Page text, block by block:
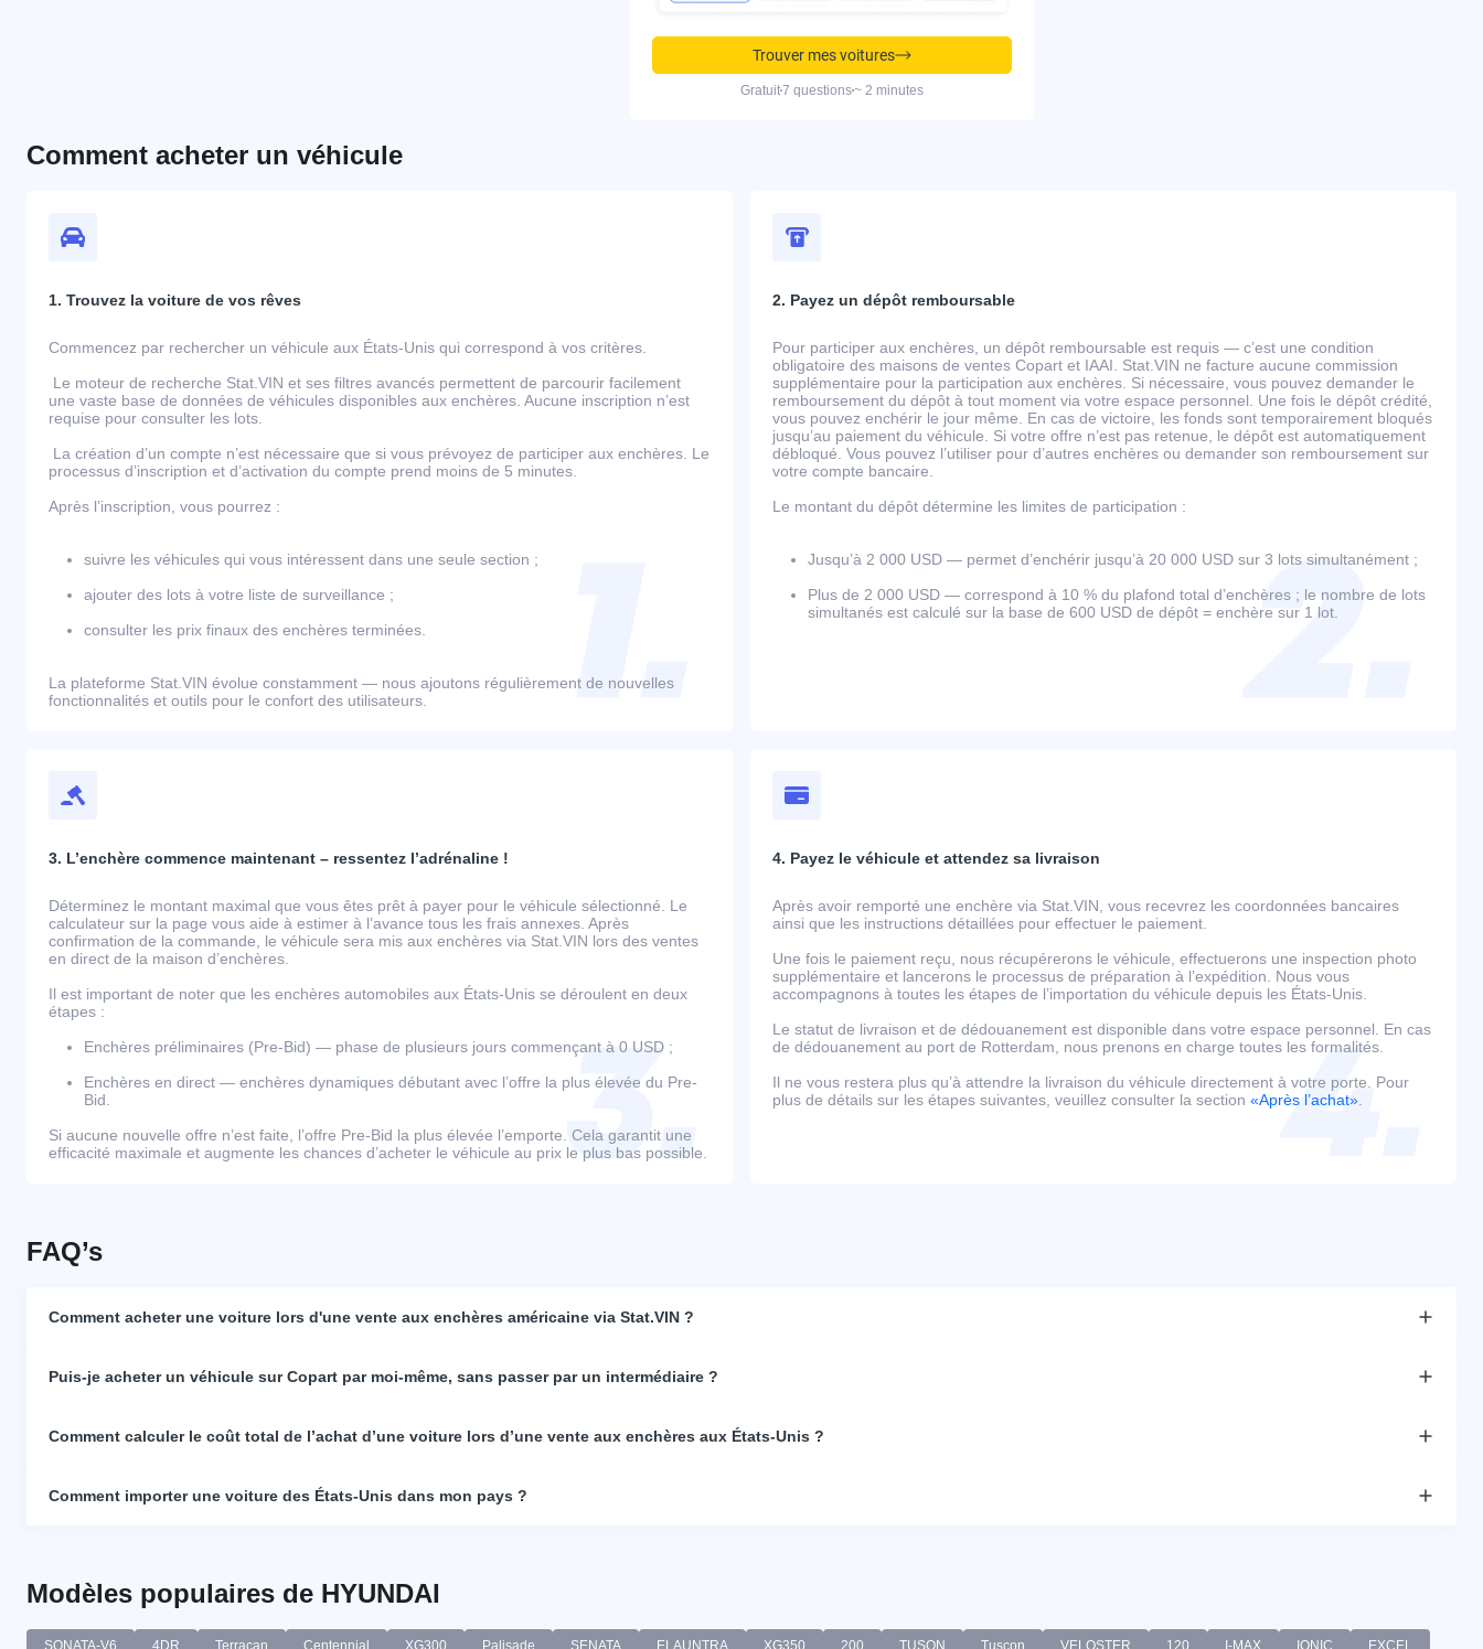
Trouver mes voitures
Gratuit7 questions~ 2 minutes
Comment acheter un véhicule
1. Trouvez la voiture de vos rêves
Commencez par rechercher un véhicule aux États-Unis qui correspond à vos critères.
Le moteur de recherche Stat.VIN et ses filtres avancés permettent de parcourir facilement
une vaste base de données de véhicules disponibles aux enchères. Aucune inscription n’est
requise pour consulter les lots.
La création d’un compte n’est nécessaire que si vous prévoyez de participer aux enchères. Le
processus d’inscription et d’activation du compte prend moins de 5 minutes.
Après l’inscription, vous pourrez :
suivre les véhicules qui vous intéressent dans une seule section ;
ajouter des lots à votre liste de surveillance ;
consulter les prix finaux des enchères terminées.
La plateforme Stat.VIN évolue constamment — nous ajoutons régulièrement de nouvelles
fonctionnalités et outils pour le confort des utilisateurs.
2. Payez un dépôt remboursable
Pour participer aux enchères, un dépôt remboursable est requis — c’est une condition
obligatoire des maisons de ventes Copart et IAAI. Stat.VIN ne facture aucune commission
supplémentaire pour la participation aux enchères. Si nécessaire, vous pouvez demander le
remboursement du dépôt à tout moment via votre espace personnel. Une fois le dépôt crédité,
vous pouvez enchérir le jour même. En cas de victoire, les fonds sont temporairement bloqués
jusqu’au paiement du véhicule. Si votre offre n’est pas retenue, le dépôt est automatiquement
débloqué. Vous pouvez l’utiliser pour d’autres enchères ou demander son remboursement sur
votre compte bancaire.
Le montant du dépôt détermine les limites de participation :
Jusqu’à 2 000 USD — permet d’enchérir jusqu’à 20 000 USD sur 3 lots simultanément ;
Plus de 2 000 USD — correspond à 10 % du plafond total d’enchères ; le nombre de lots
simultanés est calculé sur la base de 600 USD de dépôt = enchère sur 1 lot.
3. L’enchère commence maintenant – ressentez l’adrénaline !
Déterminez le montant maximal que vous êtes prêt à payer pour le véhicule sélectionné. Le
calculateur sur la page vous aide à estimer à l’avance tous les frais annexes. Après
confirmation de la commande, le véhicule sera mis aux enchères via Stat.VIN lors des ventes
en direct de la maison d’enchères.
Il est important de noter que les enchères automobiles aux États-Unis se déroulent en deux
étapes :
Enchères préliminaires (Pre-Bid) — phase de plusieurs jours commençant à 0 USD ;
Enchères en direct — enchères dynamiques débutant avec l’offre la plus élevée du Pre-
Bid.
Si aucune nouvelle offre n’est faite, l’offre Pre-Bid la plus élevée l’emporte. Cela garantit une
efficacité maximale et augmente les chances d’acheter le véhicule au prix le plus bas possible.
4. Payez le véhicule et attendez sa livraison
Après avoir remporté une enchère via Stat.VIN, vous recevrez les coordonnées bancaires
ainsi que les instructions détaillées pour effectuer le paiement.
Une fois le paiement reçu, nous récupérerons le véhicule, effectuerons une inspection photo
supplémentaire et lancerons le processus de préparation à l’expédition. Nous vous
accompagnons à toutes les étapes de l’importation du véhicule depuis les États-Unis.
Le statut de livraison et de dédouanement est disponible dans votre espace personnel. En cas
de dédouanement au port de Rotterdam, nous prenons en charge toutes les formalités.
Il ne vous restera plus qu’à attendre la livraison du véhicule directement à votre porte. Pour
plus de détails sur les étapes suivantes, veuillez consulter la section «Après l’achat»
FAQ’s
Comment acheter une voiture lors d'une vente aux enchères américaine via Stat.VIN ?
Puis-je acheter un véhicule sur Copart par moi-même, sans passer par un intermédiaire ?
Comment calculer le coût total de l’achat d’une voiture lors d’une vente aux enchères aux États-Unis ?
Comment importer une voiture des États-Unis dans mon pays ?
Modèles populaires de HYUNDAI
SONATA-V6 4DR Terracan Centennial XG300 Palisade SENATA ELAUNTRA XG350 200 TUSON Tuscon VELOSTER 120 I-MAX IONIC EXCEL